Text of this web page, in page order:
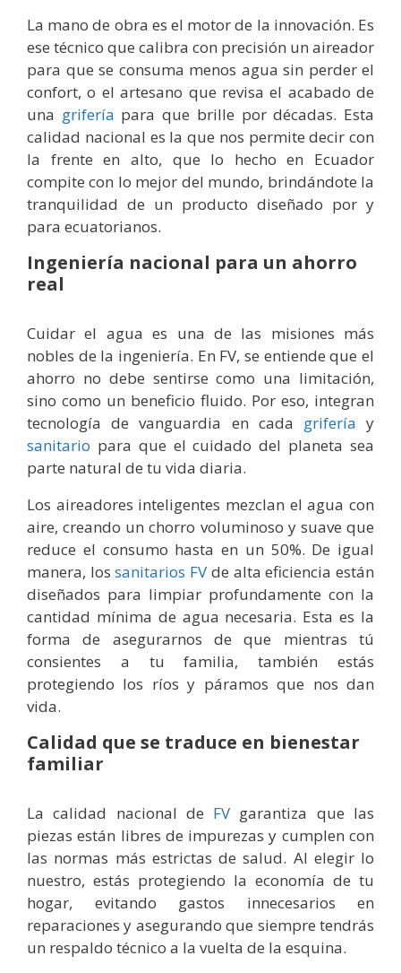
La mano de obra es el motor de la innovación. Es
ese técnico que calibra con precisión un aireador
para que se consuma menos agua sin perder el
confort, o el artesano que revisa el acabado de
una grifería para que brille por décadas. Esta
calidad nacional es la que nos permite decir con
la frente en alto, que lo hecho en Ecuador
compite con lo mejor del mundo, brindándote la
tranquilidad de un producto diseñado por y
para ecuatorianos.
Ingeniería nacional para un ahorro
real
Cuidar el agua es una de las misiones más
nobles de la ingeniería. En FV, se entiende que el
ahorro no debe sentirse como una limitación,
sino como un beneficio fluido. Por eso, integran
tecnología de vanguardia en cada grifería y
sanitario para que el cuidado del planeta sea
parte natural de tu vida diaria.
Los aireadores inteligentes mezclan el agua con
aire, creando un chorro voluminoso y suave que
reduce el consumo hasta en un 50%. De igual
manera, lossanitarios FV de alta eficiencia están
diseñados para limpiar profundamente con la
cantidad mínima de agua necesaria. Esta es la
forma de asegurarnos de que mientras tú
consientes a tu familia, también estás
protegiendo los ríos y páramos que nos dan
vida.
Calidad que se traduce en bienestar
familiar
La calidad nacional de FV garantiza que las
piezas están libres de impurezas y cumplen con
las normas más estrictas de salud. Al elegir lo
nuestro, estás protegiendo la economía de tu
hogar, evitando gastos innecesarios en
reparaciones y asegurando que siempre tendrás
un respaldo técnico a la vuelta de la esquina.